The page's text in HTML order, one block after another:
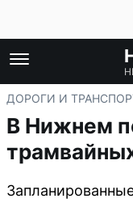
ДОРОГИ И
В Нижнем